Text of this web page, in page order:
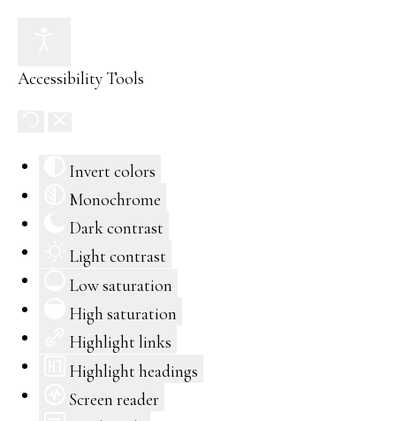
Accessibility Tools
Invert colors
Monochrome
Dark contrast
Light contrast
Low saturation
High saturation
Highlight links
Highlight headings
Screen reader